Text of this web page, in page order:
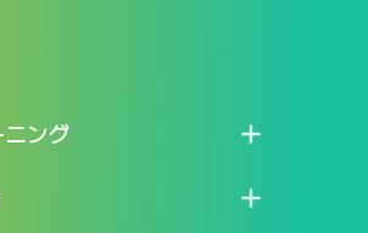
ング